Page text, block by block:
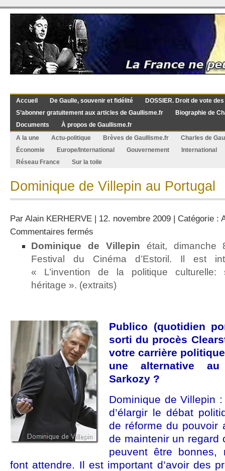
Accueil De Gaulle, souvenir et fidélité
DOSSIER. Droit de vote
S’abonner gratuitement aux articles de Gaullisme.fr
Biographie de
Documents
À propos de Gaullisme.fr
A la une
Actu-politique Brèves de Gaullisme.fr
Charles de
Économie
Europe/International Gouvernement
International
Réseau France
Sur la toile
Dominique de Villepin au Portugal
Par Alain KERHERVE | 12. novembre 2009 | Catégorie :
Commentaires fermés
de
Villepin
Portugal
Dominique de Villepin
était, dimanche
Festival du Cinéma d’Estoril. Il est
« L’invention de la politique
héritage ». (extraits)
Publico (quotidien
sorti du procès
votre carrière
une alternative au
Sarkozy ?
Dominique de Villepin
d’élargir le débat
de réforme du pouvoir
de maintenir un regard
peuvent être
font attendre. Il est important d’avoir des